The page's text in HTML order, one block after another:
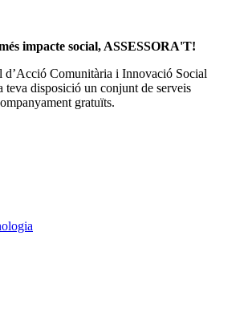
impacte social, ASSESSORA'T!
d’Acció Comunitària i Innovació Social
teva disposició un conjunt de serveis
gratuïts.